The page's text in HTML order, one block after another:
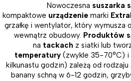
Nowoczesna suszarka
kompaktowe urządzenie marki
grzałkę i wentylator, który
wewnątrz obudowy. Produktów
na tackach z siatki lub
temperatury (zwykle 35-70°C) i
kilkunastu godzin) zależą od rodzaju
banany schną w 6-12 godzin,